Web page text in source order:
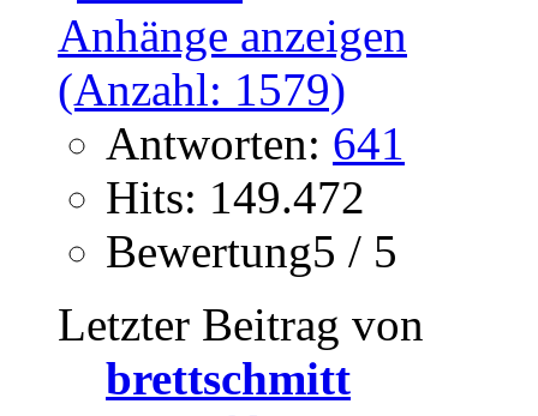
Antworten: 641
Hits: 149.472
Bewertung5 / 5
Letzter Beitrag von
brettschmitt